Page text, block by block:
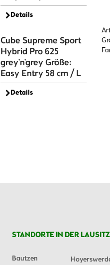
Details
Cube Supreme Sport
Hybrid Pro 625
grey'n'grey Größe:
Easy Entry 58 cm / L
Details
STANDORTE IN DER LAUSITZ
Bautzen